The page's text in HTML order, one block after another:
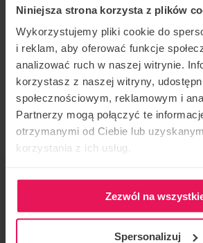
Niniejsza strona korzysta z plików
Wykorzystujemy pliki cookie do
i reklam, aby oferować funkcje
analizować ruch w naszej witrynie.
korzystasz z naszej witryny,
społecznościowym, reklamowym i
Partnerzy mogą połączyć te
otrzymanymi od Ciebie lub
korzystania z ich usług.
Zezwól na
Spersonalizuj
took 1st place in the Dynamic 2 Way
together with his teammate Rafael
Germany 1 , and second place in the
the same time.
If you are interested in participating
contact us:camps@flyspot.com
EVENT ORGANIZER
CONTACT REGARDING THE EVENT